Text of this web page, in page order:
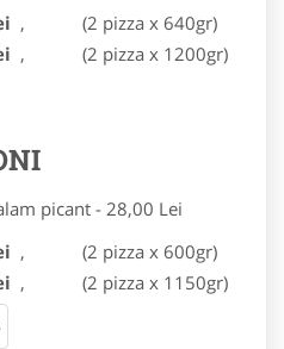
,
(2 pizza x 640gr)
, (2 pizza x 1200gr)
picant - 28,00 Lei
,
(2 pizza x 600gr)
, (2 pizza x 1150gr)